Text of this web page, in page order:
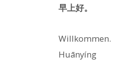
早上好。
Willkommen.
Huānyíng